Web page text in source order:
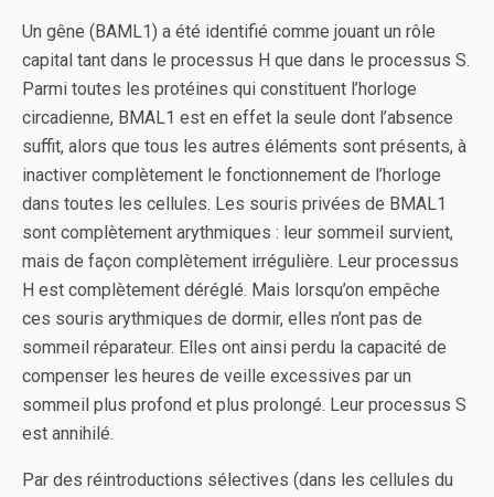
Un gêne (BAML1) a été identifié comme jouant un rôle
capital tant dans le processus H que dans le processus S.
Parmi toutes les protéines qui constituent l’horloge
circadienne, BMAL1 est en effet la seule dont l’absence
suffit, alors que tous les autres éléments sont présents, à
inactiver complètement le fonctionnement de l’horloge
dans toutes les cellules. Les souris privées de BMAL1
sont complètement arythmiques : leur sommeil survient,
mais de façon complètement irrégulière. Leur processus
H est complètement déréglé. Mais lorsqu’on empêche
ces souris arythmiques de dormir, elles n’ont pas de
sommeil réparateur. Elles ont ainsi perdu la capacité de
compenser les heures de veille excessives par un
sommeil plus profond et plus prolongé. Leur processus S
est annihilé.
Par des réintroductions sélectives (dans les cellules du